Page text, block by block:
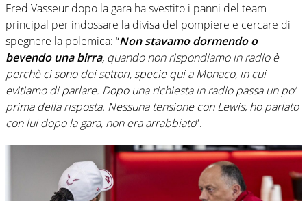
Fred Vasseur dopo la gara ha svestito i panni del team
principal per indossare la divisa del pompiere e cercare di
spegnere la polemica: “Non stavamo dormendo o
bevendo una birra, quando non rispondiamo in radio è
perchè ci sono dei settori, specie qui a Monaco, in cui
evitiamo di parlare. Dopo una richiesta in radio passa un po’
prima della risposta. Nessuna tensione con Lewis, ho parlato
con lui dopo la gara, non era arrabbiato”.